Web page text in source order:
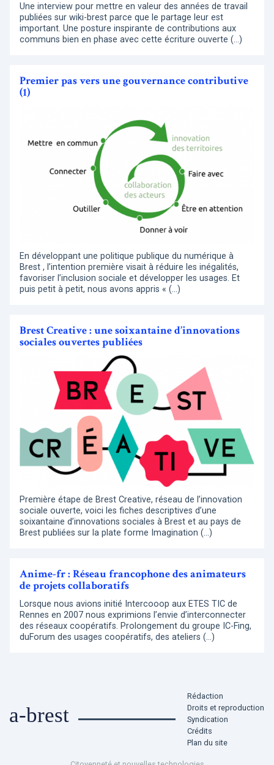
Une interview pour mettre en valeur des années de travail
publiées sur wiki-brest parce que le partage leur est
important. Une posture inspirante de contributions aux
communs bien en phase avec cette écriture ouverte (…)
Premier pas vers une gouvernance contributive
(1)
En développant une politique publique du numérique à
Brest , l’intention première visait à réduire les inégalités,
favoriser l’inclusion sociale et développer les usages. Et
puis petit à petit, nous avons appris « (…)
Brest Creative : une soixantaine d’innovations
sociales ouvertes publiées
Première étape de Brest Creative, réseau de l’innovation
sociale ouverte, voici les fiches descriptives d’une
soixantaine d’innovations sociales à Brest et au pays de
Brest publiées sur la plate forme Imagination (…)
Anime-fr : Réseau francophone des animateurs
de projets collaboratifs
Lorsque nous avions initié Intercooop aux ETES TIC de
Rennes en 2007 nous exprimions l’envie d’interconnecter
des réseaux coopératifs. Prolongement du groupe IC-Fing,
duForum des usages coopératifs, des ateliers (…)
a-brest
Rédaction
Droits et reproduction
Syndication
Crédits
Plan du site